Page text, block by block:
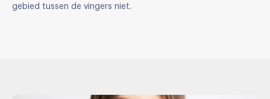
gebied tussen de vingers niet.